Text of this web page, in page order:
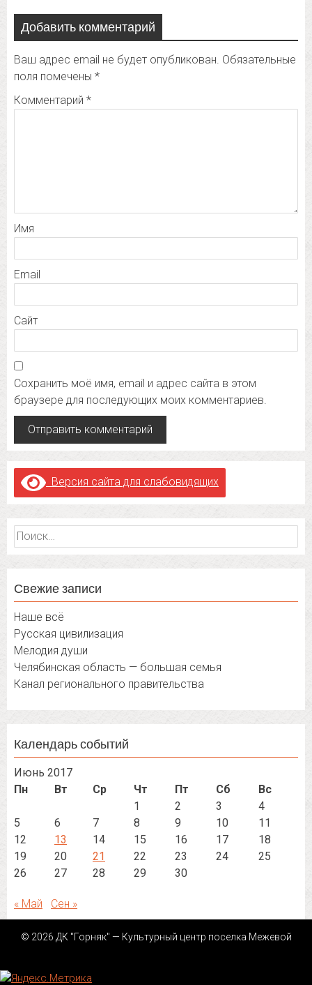
Добавить комментарий
Ваш адрес email не будет опубликован. Обязательные
поля помечены *
Комментарий *
Имя
Email
Сайт
Сохранить моё имя, email и адрес сайта в этом
браузере для последующих моих комментариев.
Версия сайта для слабовидящих
Найти:
Свежие записи
Наше всё
Русская цивилизация
Мелодия души
Челябинская область — большая семья
Канал регионального правительства
Календарь событий
Июнь 2017
Пн
Вт Ср Чт Пт Сб
Вс
1
2 3
4
5
6 7 8 9 10
11
12
13 14 15 16 17
18
19
20 21 22 23 24
25
26
27 28 29 30
« Май Сен »
© 2026 ДК "Горняк" — Культурный центр поселка Межевой